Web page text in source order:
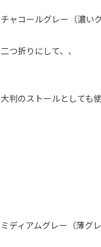
チャコールグレー（濃いグ
二つ折りにして、、
大判のストールとしても
ミディアムグレー（薄グレ